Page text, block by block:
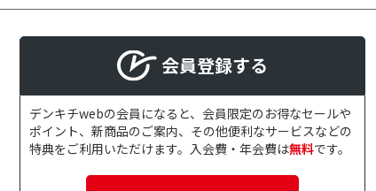
会員登録する
デンキチwebの会員になると、会員限定のお得なセールや
ポイント、新商品のご案内、その他便利なサービスなどの
特典をご利用いただけます。入会費・年会費は無料です。